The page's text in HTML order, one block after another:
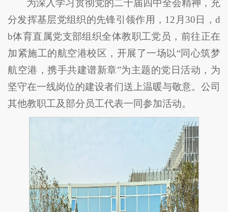
为深入学习贯彻党的二十届四中全会精神，充
分发挥基层党组织的先锋引领作用，12月30日，d
b体育直属党支部组织全体教职工党员，前往正在
加紧施工的航空港校区，开展了一场以“同心筑梦
航空港，携手共建谱新章”为主题的党日活动，为
坚守在一线岗位的建设者们送上温暖与敬意。公司
其他教职工及部分员工代表一同参加活动。